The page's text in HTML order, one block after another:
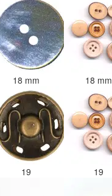
18 mm 18 mm
19 19